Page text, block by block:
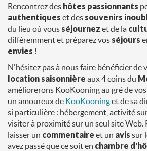
Rencontrez des hôtes passionnants
authentiques et des souvenirs
du lieu où vous séjournez et de la
différemment et préparez vos séjours
envies !
N'hésitez pas à nous faire bénéficier de
location saisonnière aux 4 coins du
améliorerons KooKooning au gré de
un amoureux de KooKooninget de sa
si particulière : hébergement, activité
visiter à proximité sur un seul site Web.
laisser un commentaire et un avis sur
avez passé que ce soit en chambre